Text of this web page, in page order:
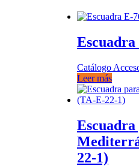
Escuadra
Catálogo
Leer más
22-1)